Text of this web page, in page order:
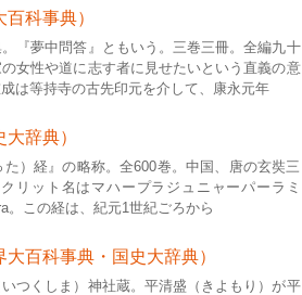
科事典）
『夢中問答』ともいう。三巻三冊。全編九十
女性や道に志す者に見せたいという直義の意
は等持寺の古先印元を介して、康永元年
辞典）
）経』の略称。全600巻。中国、唐の玄奘三
リット名はマハープラジュニャーパーラミ
。この経は、紀元1世紀ごろから
大百科事典・国史大辞典）
つくしま）神社蔵。平清盛（きよもり）が平